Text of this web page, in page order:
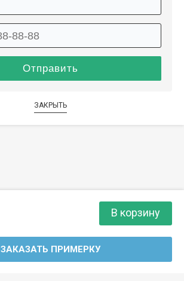
В корзину
ЗАКАЗАТЬ ПРИМЕРКУ
ЗАКРЫТЬ